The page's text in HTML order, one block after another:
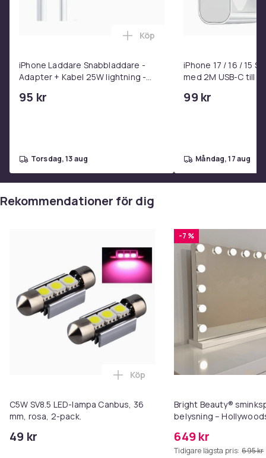
Produktsäkerhetsinformation
iPhone Laddare Snabbladdare -
Adapter + Kabel 25W lightning -
95 kr
Lägg till iPhone Laddare
Köp
torsdag, 13 aug
iPhone 17 / 16 / 15
med 2M USB-C till
99 kr
måndag, 17 aug
Rekommendationer för dig
C5W SV8.5 LED-lampa Canbus, 36
mm, rosa, 2-pack.
49 kr
Lägg till C5W SV8.5 LED-
Köp
-7 %
Bright Beauty®
belysning –
ljusfärger – Dimbar –
USB-laddningsport –
649 kr
Tidigare lägsta pris: 695 kr